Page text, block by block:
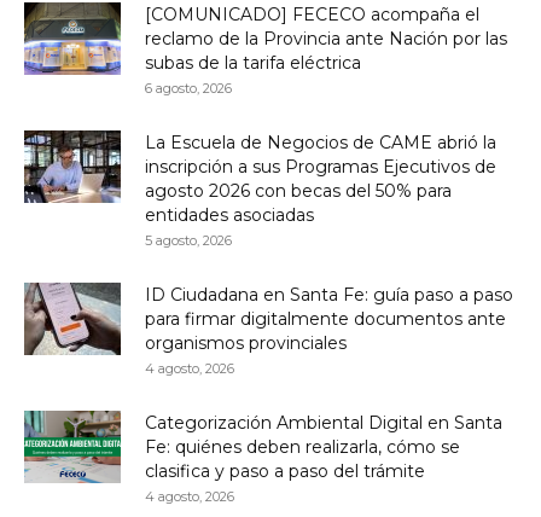
[COMUNICADO] FECECO acompaña el
reclamo de la Provincia ante Nación por las
subas de la tarifa eléctrica
6 agosto, 2026
La Escuela de Negocios de CAME abrió la
inscripción a sus Programas Ejecutivos de
agosto 2026 con becas del 50% para
entidades asociadas
5 agosto, 2026
ID Ciudadana en Santa Fe: guía paso a paso
para firmar digitalmente documentos ante
organismos provinciales
4 agosto, 2026
Categorización Ambiental Digital en Santa
Fe: quiénes deben realizarla, cómo se
clasifica y paso a paso del trámite
4 agosto, 2026